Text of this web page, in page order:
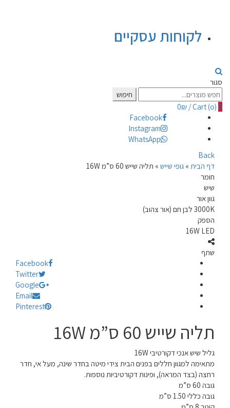
לקוחות עסקיים
סגור
Search
for:
חיפוש
Cart (o) 0
/
0₪
Facebook
Instagram
WhatsApp
Back
דף הבית » גופי שייש » תליה שייש 60 ס”מ 16W
חומר
שיש
גוון אור
3000K לבן חם (אור צהוב)
הספק
16W LED
שתף
Facebook
Twitter
Google
Email
Pinterest
תליה שייש 60 ס”מ 16W
גליל שיש אנכי דקורטיבי 16W
מתאימה למגוון חללים בפנים הבית צידי מיטה בחדר שינה, מעל אי, חדר
רחצה (בצד המראה), ופינות דקורטיביות נוספות.
גובה 60 ס”מ
גובה כללי 1.50 ס”מ